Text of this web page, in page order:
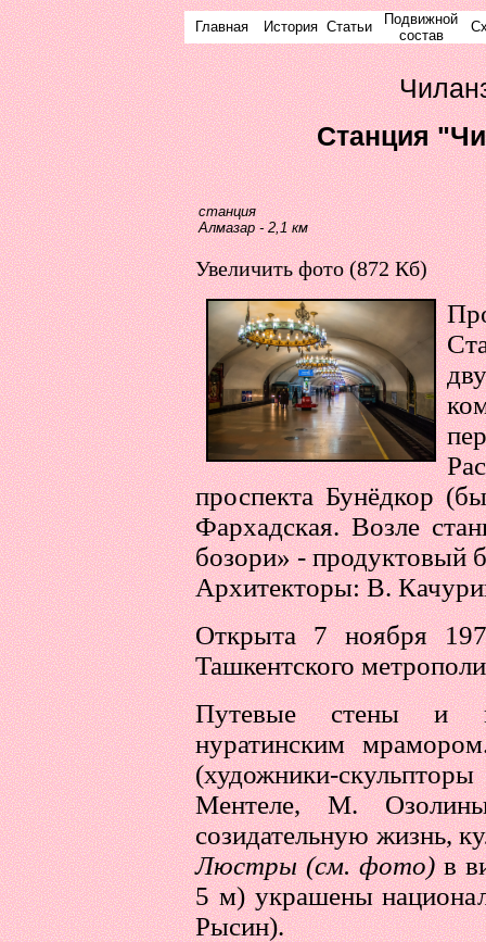
Главная История Статьи
Подвижной
состав
Cтанция
станция
Алмазар - 2,1 км
Увеличить фото (872 Кб)
проспекта Бунёдкор
Фархадская. Возле
бозори» - продуктовый
Архитекторы: В.
Открыта 7 ноября
Ташкентского
Путевые стены и
нуратинским
(художники-
Ментеле, М.
созидательную жизнь,
Люстры (см. фото)в
5 м) украшены
Рысин).